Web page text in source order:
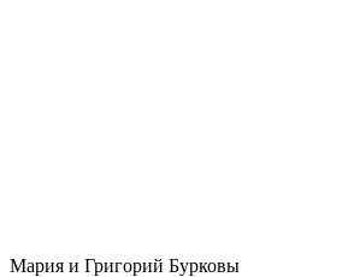
Мария и Григорий Бурковы